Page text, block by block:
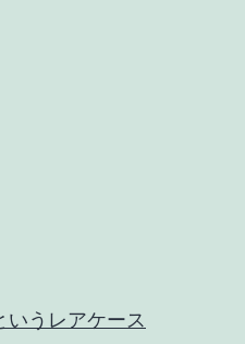
いうレアケース